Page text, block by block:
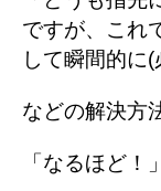
ですが、これ
して瞬間的に
などの解決方
「なるほど！